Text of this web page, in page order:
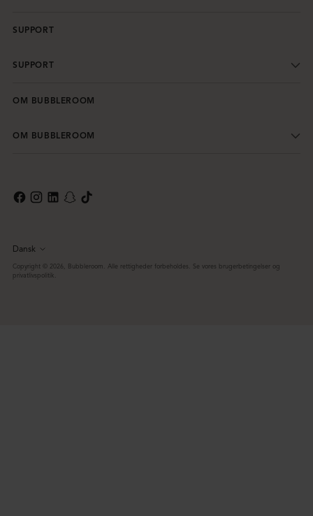
SUPPORT
SUPPORT
OM BUBBLEROOM
OM BUBBLEROOM
Sprog
Dansk
Copyright © 2026, Bubbleroom. Alle rettigheder forbeholdes. Se vores brugerbetingelser og
privatlivspolitik.